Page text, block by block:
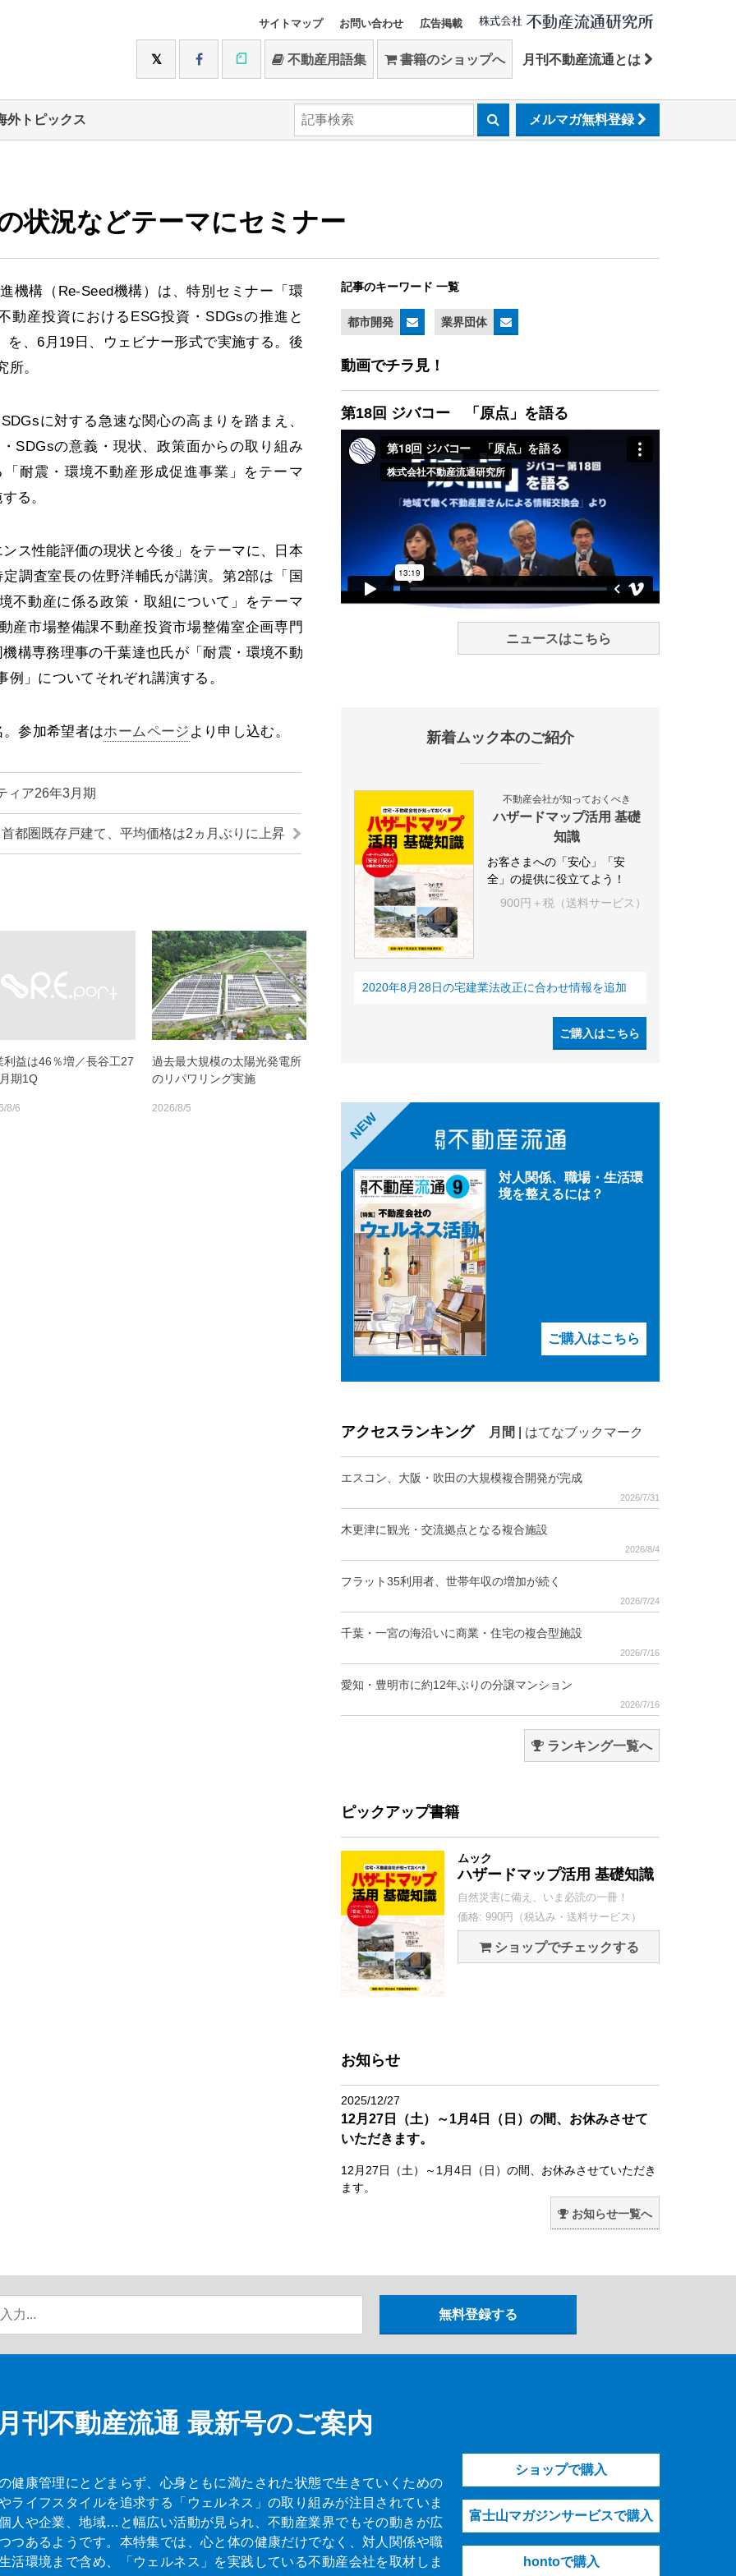
サイトマップ お問い合わせ 広告掲載
不動産用語集 書籍のショップへ 月刊不動産流通とは
外トピックス メルマガ無料登録
状況などテーマにセミナー
機構（Re-Seed機構）は、特別セミナー「環
動産投資におけるESG投資・SDGsの推進と
を、6月19日、ウェビナー形式で実施する。後
。
に対する急速な関心の高まりを踏まえ、
SDGsの意義・現状、政策面からの取り組み
耐震・環境不動産形成促進事業」をテーマ
る。
ス性能評価の現状と今後」をテーマに、日本
調査室長の佐野洋輔氏が講演。第2部は「国
不動産に係る政策・取組について」をテーマ
産市場整備課不動産投資市場整備室企画専門
構専務理事の千葉達也氏が「耐震・環境不動
」についてそれぞれ講演する。
参加希望者はホームページ より申し込む。
ィア26年3月期
首都圏既存戸建て、平均価格は2ヵ月ぶりに上昇
利益は46％増／長谷工27
期1Q
8/6
過去最大規模の太陽光発電所
のリパワリング実施
2026/8/5
記事のキーワード 一覧
都市開発 業界団体
動画でチラ見！
第18回 ジバコー 「原点」を語る
ニュースはこちら
新着ムック本のご紹介
不動産会社が知っておくべき
ハザードマップ活用 基礎
知識
お客さまへの「安心」「安
全」の提供に役立てよう！
900円＋税（送料サービス）
2020年8月28日の宅建業法改正に合わせ情報を追加
ご購入はこちら
NEW
対人関係、職場・生活環
境を整えるには？
ご購入はこちら
アクセスランキング 月間 はてなブックマーク
エスコン、大阪・吹田の大規模複合開発が完成
2026/7/31
木更津に観光・交流拠点となる複合施設
2026/8/4
フラット35利用者、世帯年収の増加が続く
2026/7/24
千葉・一宮の海沿いに商業・住宅の複合型施設
2026/7/16
愛知・豊明市に約12年ぶりの分譲マンション
2026/7/16
ランキング一覧へ
ピックアップ書籍
ムック
ハザードマップ活用 基礎知識
自然災害に備え、いま必読の一冊！
価格: 990円（税込み・送料サービス）
ショップでチェックする
お知らせ
2025/12/27
12月27日（土）～1月4日（日）の間、お休みさせて
いただきます。
12月27日（土）～1月4日（日）の間、お休みさせていただき
ます。
お知らせ一覧へ
月刊不動産流通 最新号のご案内
健康管理にとどまらず、心身ともに満たされた状態で生きていくための
ライフスタイルを追求する「ウェルネス」の取り組みが注目されていま
人や企業、地域…と幅広い活動が見られ、不動産業界でもその動きが広
つあるようです。本特集では、心と体の健康だけでなく、対人関係や職
活環境まで含め、「ウェルネス」を実践している不動産会社を取材しま
ショップで購入
富士山マガジンサービスで購入
hontoで購入